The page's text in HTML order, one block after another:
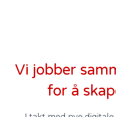
Vi jobber
for å